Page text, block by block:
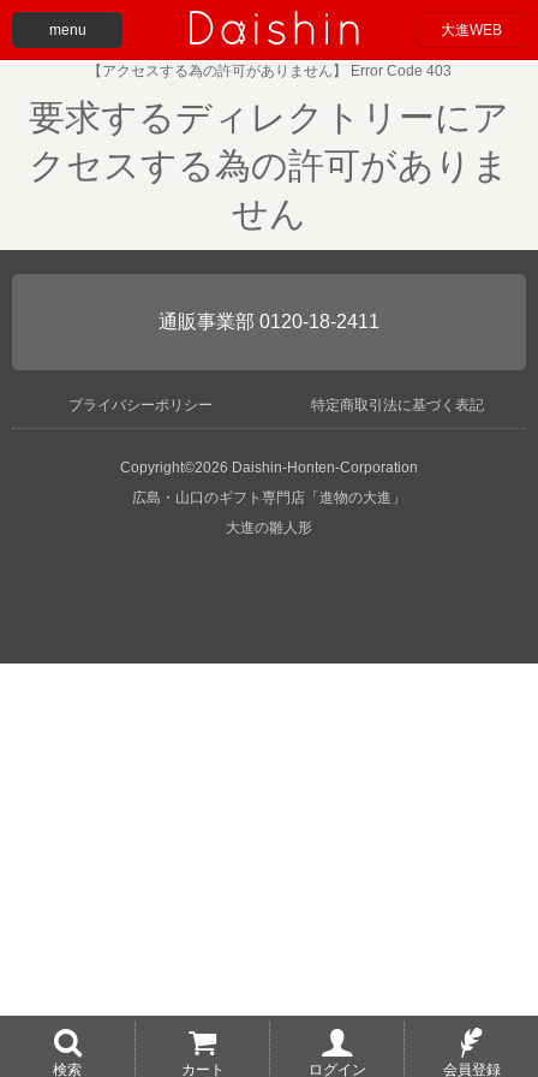
menu 大進WEB
検索 カート ログイン 会員登録
【アクセスする為の許可がありません】 Error Code 403
要求するディレクトリーにア
クセスする為の許可がありま
せん
0120-18-2411
プライバシーポリシー 特定商取引法に基づく表記
Copyright©2026 Daishin-Honten-Corporation
広島・山口のギフト専門店「進物の大進」
大進の雛人形